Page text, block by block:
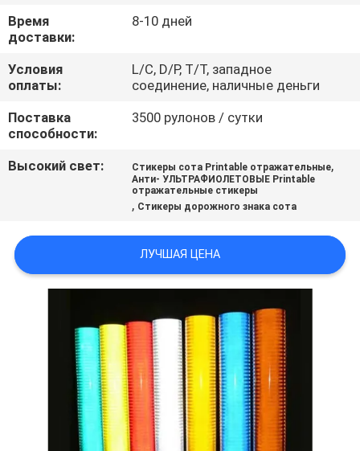
СВЯЖИТЕСЬ
С
НАМИ
ЗАПРОСИТЕ
PRIVACY
Время
доставки:
8-10 дней
Условия
оплаты:
L/C, D/P, T/T, западное
соединение, наличные деньги
Поставка
способности:
3500 рулонов / сутки
Высокий свет: Стикеры сота Printable отражательные,
Анти- УЛЬТРАФИОЛЕТОВЫЕ Printable
отражательные стикеры
, Стикеры дорожного знака сота
ЛУЧШАЯ ЦЕНА